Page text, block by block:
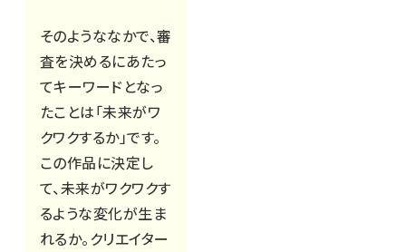
そのようななかで、審
査を決めるにあたっ
てキーワードとなっ
たことは「未来がワ
クワクするか」です。
この作品に決定し
て、未来がワクワクす
るような変化が生ま
れるか。クリエイター